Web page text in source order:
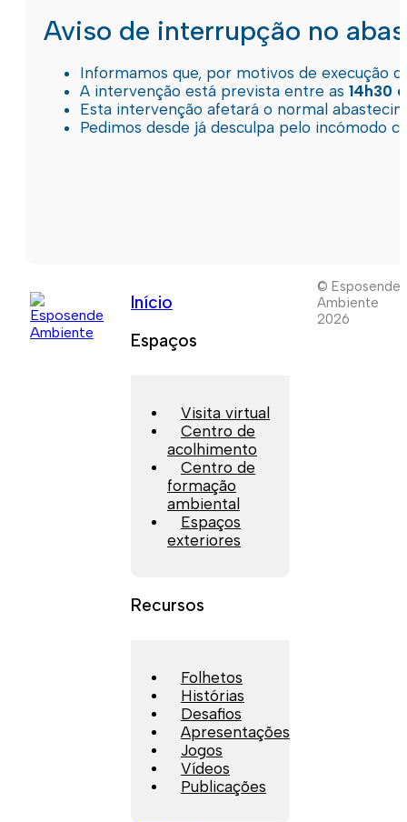
Aviso de interrupção no
Informamos que, por motivos de execução
A intervenção está prevista entre as 14h30
Esta intervenção afetará o normal
Pedimos desde já desculpa pelo incómodo
Início
Espaços
Visita virtual
Centro de
acolhimento
Centro de
formação
ambiental
Espaços
exteriores
Recursos
Folhetos
Histórias
Desafios
Apresentações
Jogos
Vídeos
Publicações
© Esposende
Ambiente
2026